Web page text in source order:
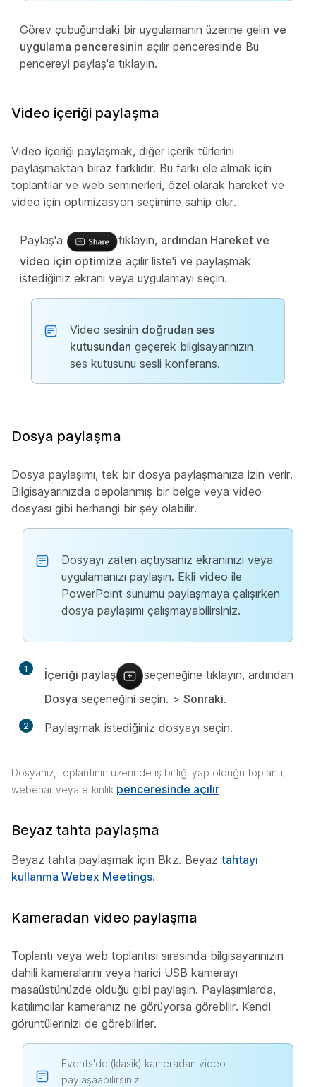
Görev çubuğundaki bir uygulamanın üzerine gelin ve
uygulama penceresinin açılır penceresinde Bu
pencereyi paylaş'a tıklayın.
Video içeriği paylaşma
Video içeriği paylaşmak, diğer içerik türlerini
paylaşmaktan biraz farklıdır. Bu farkı ele almak için
toplantılar ve web seminerleri, özel olarak hareket ve
video için optimizasyon seçimine sahip olur.
Paylaş'a tıklayın, ardından Hareket ve
video için optimize açılır liste'i ve paylaşmak
istediğiniz ekranı veya uygulamayı seçin.
Video sesinin doğrudan ses
kutusundan geçerek bilgisayarınızın
ses kutusunu sesli konferans.
Dosya paylaşma
Dosya paylaşımı, tek bir dosya paylaşmanıza izin verir.
Bilgisayarınızda depolanmış bir belge veya video
dosyası gibi herhangi bir şey olabilir.
Dosyayı zaten açtıysanız ekranınızı veya
uygulamanızı paylaşın. Ekli video ile
PowerPoint sunumu paylaşmaya çalışırken
dosya paylaşımı çalışmayabilirsiniz.
1 İçeriği paylaş
seçeneğine tıklayın, ardından
Dosya seçeneğini seçin. > Sonraki.
2 Paylaşmak istediğiniz dosyayı seçin.
Dosyanız, toplantının üzerinde iş birliği yap olduğu toplantı,
webenar veya etkinlik penceresinde açılır
Beyaz tahta paylaşma
Beyaz tahta paylaşmak için Bkz. Beyaz tahtayı
kullanma Webex Meetings.
Kameradan video paylaşma
Toplantı veya web toplantısı sırasında bilgisayarınızın
dahili kameralarını veya harici USB kamerayı
masaüstünüzde olduğu gibi paylaşın. Paylaşımlarda,
katılımcılar kameranız ne görüyorsa görebilir. Kendi
görüntülerinizi de görebilirler.
Events'de (klasik) kameradan video
paylaşaabilirsiniz.